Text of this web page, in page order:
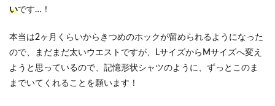
いです…！
本当は2ヶ月くらいからきつめのホックが留められるようになった
ので、まだまだ太いウエストですが、LサイズからMサイズへ変え
ようと思っているので、記憶形状シャツのように、ずっとこのま
までいてくれることを願います！